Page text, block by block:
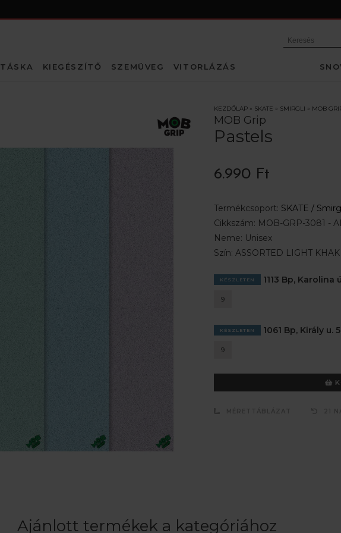
TÁSKA KIEGÉSZÍTŐ SZEMÜVEG VITORLÁZÁS
KEZDŐLAP» SKATE » SMIRGLI » MOB
MOB Grip
Pastels
6.990 Ft
Termékcsoport: SKATE /
Cikkszám: MOB-GRP-3081 -
Neme: Unisex
Szín: ASSORTED LIGHT KHAKI
KÉSZLETEN 1113 Bp, Karolina
9
KÉSZLETEN 1061 Bp, Király u.
9
Ajánlott termékek a kategóriához